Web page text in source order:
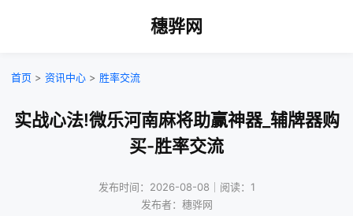
穗骅网
首页 > 资讯中心 > 胜率交流
实战心法!微乐河南麻将助赢神器_辅牌器购
买-胜率交流
发布时间：2026-08-08｜阅读：1
发布者：穗骅网